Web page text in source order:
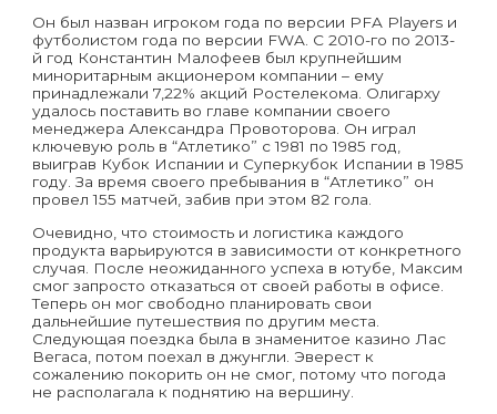
Он был назван игроком года по версии PFA Players и
футболистом года по версии FWA. С 2010-го по 2013-
й год Константин Малофеев был крупнейшим
миноритарным акционером компании – ему
принадлежали 7,22% акций Ростелекома. Олигарху
удалось поставить во главе компании своего
менеджера Александра Провоторова. Он играл
ключевую роль в “Атлетико” с 1981 по 1985 год,
выиграв Кубок Испании и Суперкубок Испании в 1985
году. За время своего пребывания в “Атлетико” он
провел 155 матчей, забив при этом 82 гола.
Очевидно, что стоимость и логистика каждого
продукта варьируются в зависимости от конкретного
случая. После неожиданного успеха в ютубе, Максим
смог запросто отказаться от своей работы в офисе.
Теперь он мог свободно планировать свои
дальнейшие путешествия по другим места.
Следующая поездка была в знаменитое казино Лас
Вегаса, потом поехал в джунгли. Эверест к
сожалению покорить он не смог, потому что погода
не располагала к поднятию на вершину.